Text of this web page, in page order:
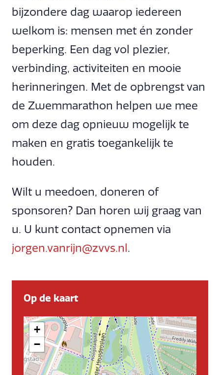
bijzondere dag waarop iedereen
welkom is: mensen met én zonder
beperking. Een dag vol plezier,
verbinding, activiteiten en mooie
herinneringen. Met de opbrengst van
de Zwemmarathon helpen we mee
om deze dag opnieuw mogelijk te
maken en gratis toegankelijk te
houden.
Wilt u meedoen, doneren of
sponsoren? Dan horen wij graag van
u. U kunt contact opnemen via
jorgen.vanrijn@zvvs.nl.
Op de kaart
+
−